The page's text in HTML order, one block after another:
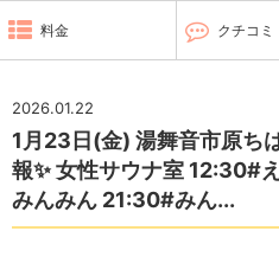
料金 クチコミ
2026.01.22
1月23日(金) 湯舞音市原ち
報✨️ 女性サウナ室 12:30#
みんみん 21:30#みん...